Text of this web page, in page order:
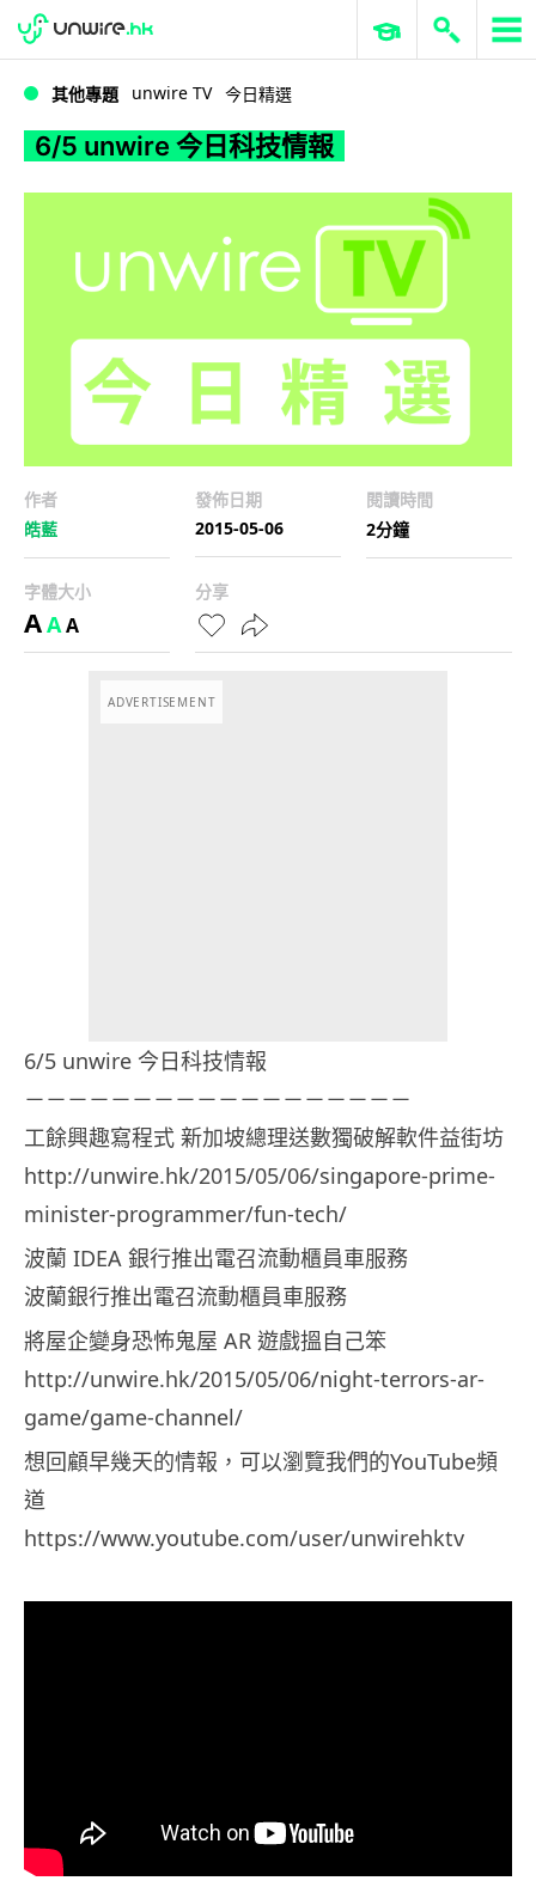
6/5 unwire 今日科技情報
WWDC 2026 ERP 與商業 AI
其他專題 unwire TV 今日精選
6/5 unwire 今日科技情報
作者
皓藍
發佈日期
2015-05-06
閱讀時間
2分鐘
字體大小
AAA
分享
ADVERTISEMENT
6/5 unwire 今日科技情報
－－－－－－－－－－－－－－－－－－
工餘興趣寫程式 新加坡總理送數獨破解軟件益街坊
http://unwire.hk/2015/05/06/singapore-prime-
minister-programmer/fun-tech/
波蘭 IDEA 銀行推出電召流動櫃員車服務
波蘭銀行推出電召流動櫃員車服務
將屋企變身恐怖鬼屋 AR 遊戲搵自己笨
http://unwire.hk/2015/05/06/night-terrors-ar-
game/game-channel/
想回顧早幾天的情報，可以瀏覽我們的YouTube頻
道
https://www.youtube.com/user/unwirehktv